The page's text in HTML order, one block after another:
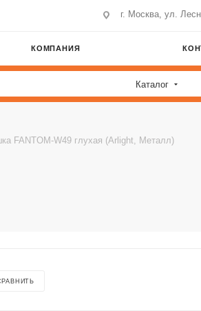
г. Москва, ул.
КОМПАНИЯ
Каталог
FANTOM-W49 глухая (Arlight, Металл)